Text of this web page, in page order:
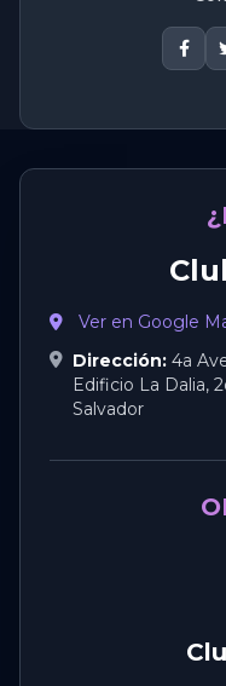
Ver en Google
Dirección: 4a
Edificio La Dalia,
Salvador